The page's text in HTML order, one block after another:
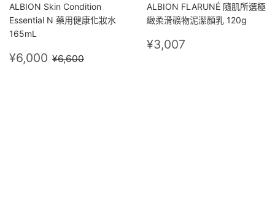
ALBION Skin Condition
Essential N 藥用健康化妝水
165mL
售
價
¥6,000 ¥6,000
定價
¥6,600
ALBION FLARUNÉ 隨肌所選極
緻柔滑礦物泥潔顏乳 120g
定
¥3,007